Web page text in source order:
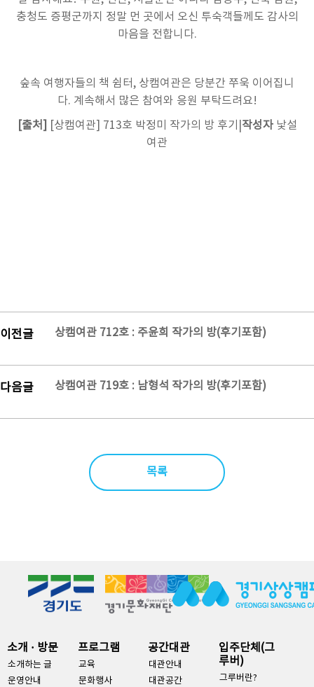
충청도 증평군까지 정말 먼 곳에서 오신 투숙객들께도 감사의
마음을 전합니다.
숲속 여행자들의 책 쉼터, 상캠여관은 당분간 쭈욱 이어집니
다. 계속해서 많은 참여와 응원 부탁드려요!
[출처]
[상캠여관] 713호 박정미 작가의 방 후기 작성자 낯설
여관
이전글 상캠여관 712호 : 주윤희 작가의 방(후기포함)
다음글 상캠여관 719호 : 남형석 작가의 방(후기포함)
목록
소개 · 방문
소개하는 글
운영안내
프로그램
교육
문화행사
공간대관
대관안내
대관공간
입주단체(그
루버)
그루버란?